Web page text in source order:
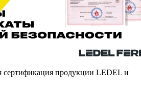
сертификация продукции LEDEL и